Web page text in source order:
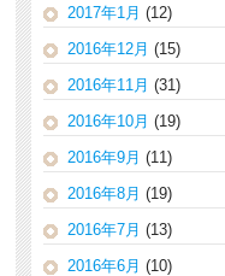
2017年1月 (12)
2016年12月 (15)
2016年11月 (31)
2016年10月 (19)
2016年9月 (11)
2016年8月 (19)
2016年7月 (13)
2016年6月 (10)